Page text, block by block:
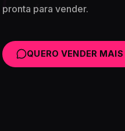
pronta para vender.
QUERO VENDER MAIS